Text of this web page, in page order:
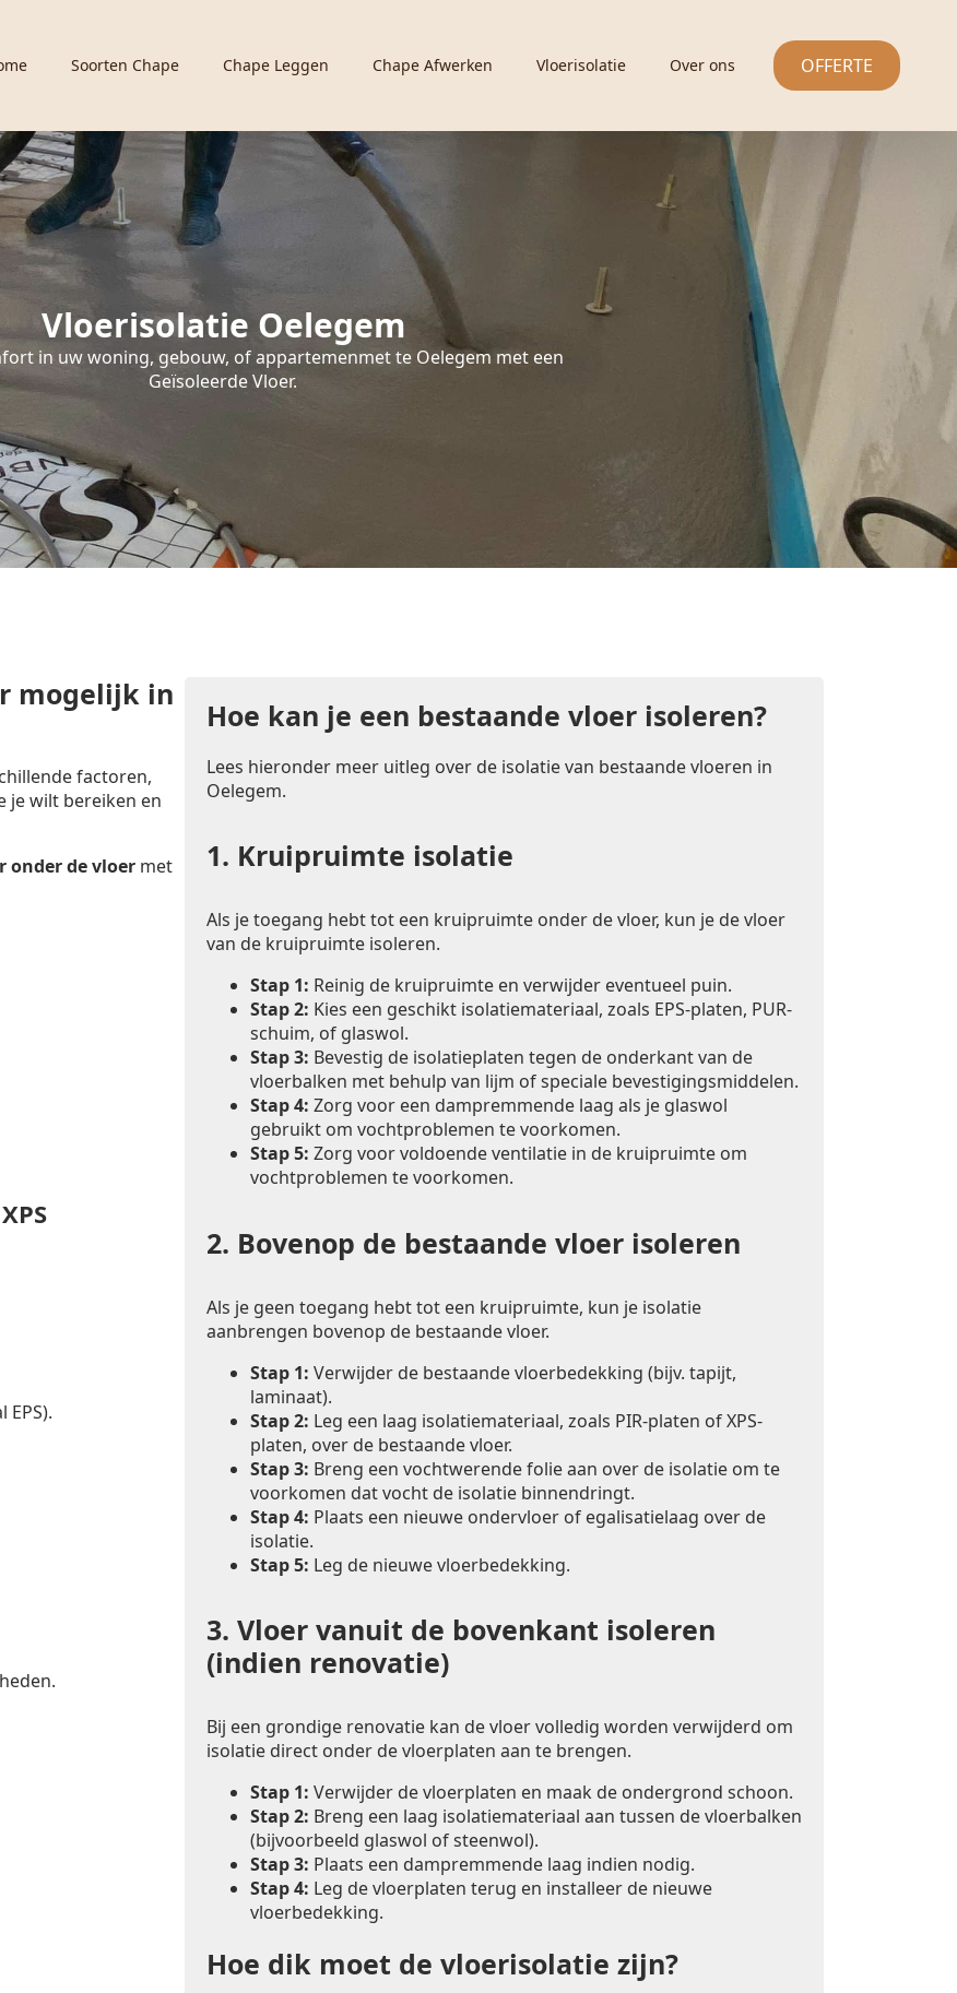
Soorten Chape Chape Leggen Chape Afwerken Vloerisolatie Over ons OFFERTE
Vloerisolatie Oelegem
in uw woning, gebouw, of appartemenmet te Oelegem met een
Geïsoleerde Vloer.
mogelijk in
factoren,
je wilt bereiken en
onder de vloer met
Hoe kan je een bestaande vloer isoleren?
Lees hieronder meer uitleg over de isolatie van bestaande vloeren in
Oelegem.
1. Kruipruimte isolatie
Als je toegang hebt tot een kruipruimte onder de vloer, kun je de vloer
van de kruipruimte isoleren.
Stap 1: Reinig de kruipruimte en verwijder eventueel puin.
Stap 2: Kies een geschikt isolatiemateriaal, zoals EPS-platen, PUR-
schuim, of glaswol.
Stap 3: Bevestig de isolatieplaten tegen de onderkant van de
vloerbalken met behulp van lijm of speciale bevestigingsmiddelen.
Stap 4: Zorg voor een dampremmende laag als je glaswol
gebruikt om vochtproblemen te voorkomen.
Stap 5: Zorg voor voldoende ventilatie in de kruipruimte om
vochtproblemen te voorkomen.
2. Bovenop de bestaande vloer isoleren
Als je geen toegang hebt tot een kruipruimte, kun je isolatie
aanbrengen bovenop de bestaande vloer.
Stap 1: Verwijder de bestaande vloerbedekking (bijv. tapijt,
laminaat).
Stap 2: Leg een laag isolatiemateriaal, zoals PIR-platen of XPS-
platen, over de bestaande vloer.
Stap 3: Breng een vochtwerende folie aan over de isolatie om te
voorkomen dat vocht de isolatie binnendringt.
Stap 4: Plaats een nieuwe ondervloer of egalisatielaag over de
isolatie.
Stap 5: Leg de nieuwe vloerbedekking.
3. Vloer vanuit de bovenkant isoleren
(indien renovatie)
Bij een grondige renovatie kan de vloer volledig worden verwijderd om
isolatie direct onder de vloerplaten aan te brengen.
Stap 1: Verwijder de vloerplaten en maak de ondergrond schoon.
Stap 2: Breng een laag isolatiemateriaal aan tussen de vloerbalken
(bijvoorbeeld glaswol of steenwol).
Stap 3: Plaats een dampremmende laag indien nodig.
Stap 4: Leg de vloerplaten terug en installeer de nieuwe
vloerbedekking.
Hoe dik moet de vloerisolatie zijn?